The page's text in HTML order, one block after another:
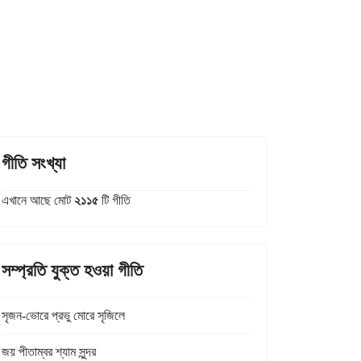
গীতি সংখ্যা
এখানে আছে মোট২১১৫ টি গীতি
সম্প্রতি যুক্ত হওয়া গীতি
সৃজন-ভোরে প্রভু মোরে সৃজিলে
জয় পীতাম্বর শ্যাম সুন্দর